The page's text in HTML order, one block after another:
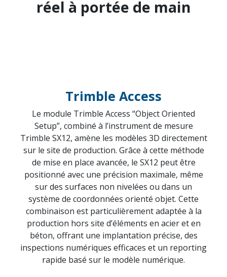
Combiné au module Object Oriented Setup dans
Découvrez Trimble SX12
Pilotage numérique en
atelier : Données en temps
réel à portée de main